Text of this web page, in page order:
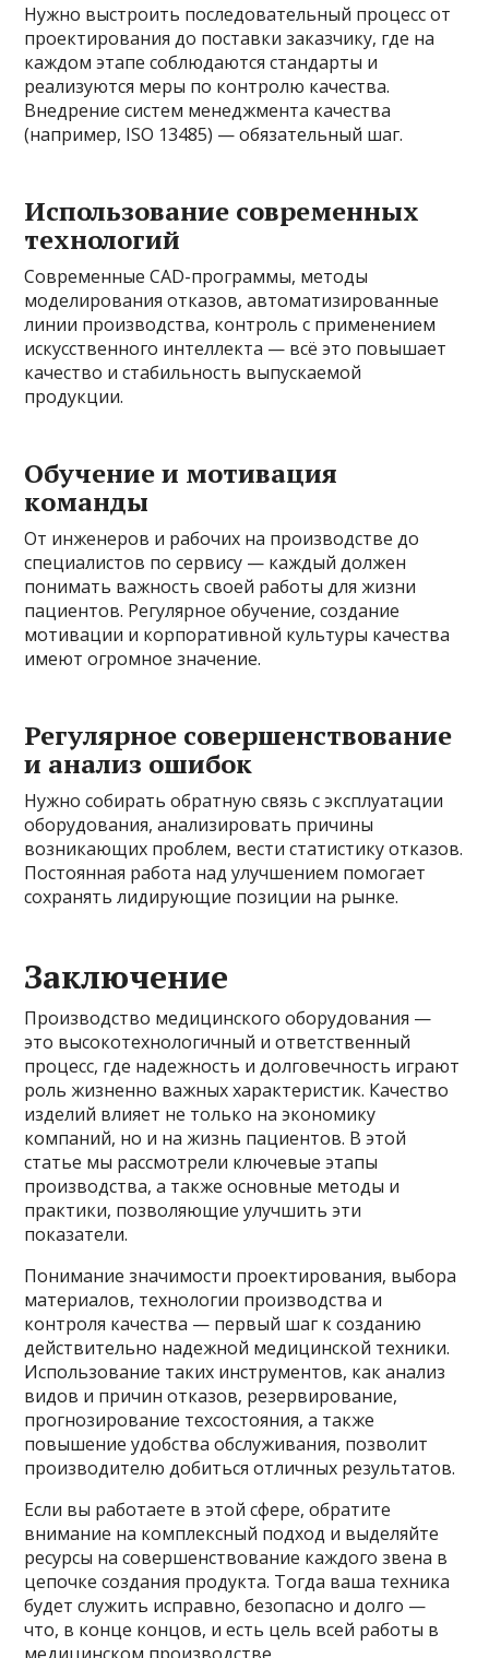
Нужно выстроить последовательный процесс от
проектирования до поставки заказчику, где на
каждом этапе соблюдаются стандарты и
реализуются меры по контролю качества.
Внедрение систем менеджмента качества
(например, ISO 13485) — обязательный шаг.
Использование современных
технологий
Современные CAD-программы, методы
моделирования отказов, автоматизированные
линии производства, контроль с применением
искусственного интеллекта — всё это повышает
качество и стабильность выпускаемой
продукции.
Обучение и мотивация
команды
От инженеров и рабочих на производстве до
специалистов по сервису — каждый должен
понимать важность своей работы для жизни
пациентов. Регулярное обучение, создание
мотивации и корпоративной культуры качества
имеют огромное значение.
Регулярное совершенствование
и анализ ошибок
Нужно собирать обратную связь с эксплуатации
оборудования, анализировать причины
возникающих проблем, вести статистику отказов.
Постоянная работа над улучшением помогает
сохранять лидирующие позиции на рынке.
Заключение
Производство медицинского оборудования —
это высокотехнологичный и ответственный
процесс, где надежность и долговечность играют
роль жизненно важных характеристик. Качество
изделий влияет не только на экономику
компаний, но и на жизнь пациентов. В этой
статье мы рассмотрели ключевые этапы
производства, а также основные методы и
практики, позволяющие улучшить эти
показатели.
Понимание значимости проектирования, выбора
материалов, технологии производства и
контроля качества — первый шаг к созданию
действительно надежной медицинской техники.
Использование таких инструментов, как анализ
видов и причин отказов, резервирование,
прогнозирование техсостояния, а также
повышение удобства обслуживания, позволит
производителю добиться отличных результатов.
Если вы работаете в этой сфере, обратите
внимание на комплексный подход и выделяйте
ресурсы на совершенствование каждого звена в
цепочке создания продукта. Тогда ваша техника
будет служить исправно, безопасно и долго —
что, в конце концов, и есть цель всей работы в